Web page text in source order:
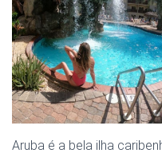
Aruba é a bela ilha